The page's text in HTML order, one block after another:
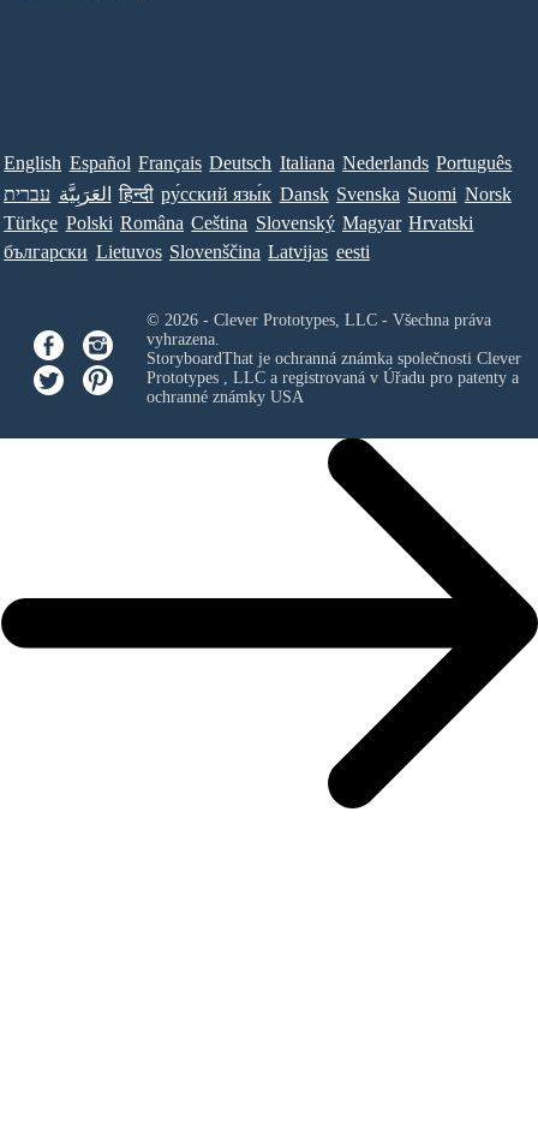
English Español Français Deutsch Italiana Nederlands Português
עברית العَرَبِيَّة हिन्दी ру́сский язы́к Dansk Svenska Suomi Norsk
Türkçe Polski Româna Ceština Slovenský Magyar Hrvatski
български Lietuvos Slovenščina Latvijas eesti
© 2026 - Clever Prototypes, LLC - Všechna práva
vyhrazena.
StoryboardThat je ochranná známka společnosti Clever
Prototypes , LLCa registrovaná v Úřadu pro patenty a
ochranné známky USA